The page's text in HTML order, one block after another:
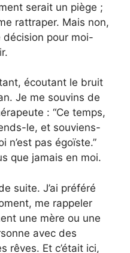
serait un piège ;
rattraper. Mais non,
décision pour moi-
écoutant le bruit
Je me souvins de
: “Ce temps,
le, et souviens-
n’est pas égoïste.”
que jamais en moi.
suite. J’ai préféré
me rappeler
une mère ou une
avec des
rêves. Et c’était ici,